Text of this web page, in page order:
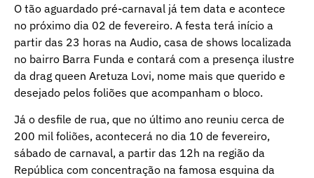
O tão aguardado pré-carnaval já tem data e acontece
no próximo dia 02 de fevereiro. A festa terá início a
partir das 23 horas na Audio, casa de shows localizada
no bairro Barra Funda e contará com a presença ilustre
da drag queen Aretuza Lovi, nome mais que querido e
desejado pelos foliões que acompanham o bloco.
Já o desfile de rua, que no último ano reuniu cerca de
200 mil foliões, acontecerá no dia 10 de fevereiro,
sábado de carnaval, a partir das 12h na região da
República com concentração na famosa esquina da